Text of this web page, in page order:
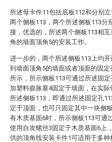
所述母卡件11包括底板112和分别
两个侧板113，两个所述侧板113分
接，优选的，所述两个侧板113相
角的墙面顶角5的安装工作。
进一步的，两个所述侧板113上均
到墙面顶角5的墙面或者顶面的固定
所示，所示侧板113可通过所述固
加塑料膨胀塞4固定于墙面，在实
所述侧板113，即通过所述固定孔
定于顶面，也可只固定其中一块侧
有木质基面6时，所示侧板113可通
使用自攻螺丝3固定于木质基面6上
供的顶角线安装卡件1可适用于多